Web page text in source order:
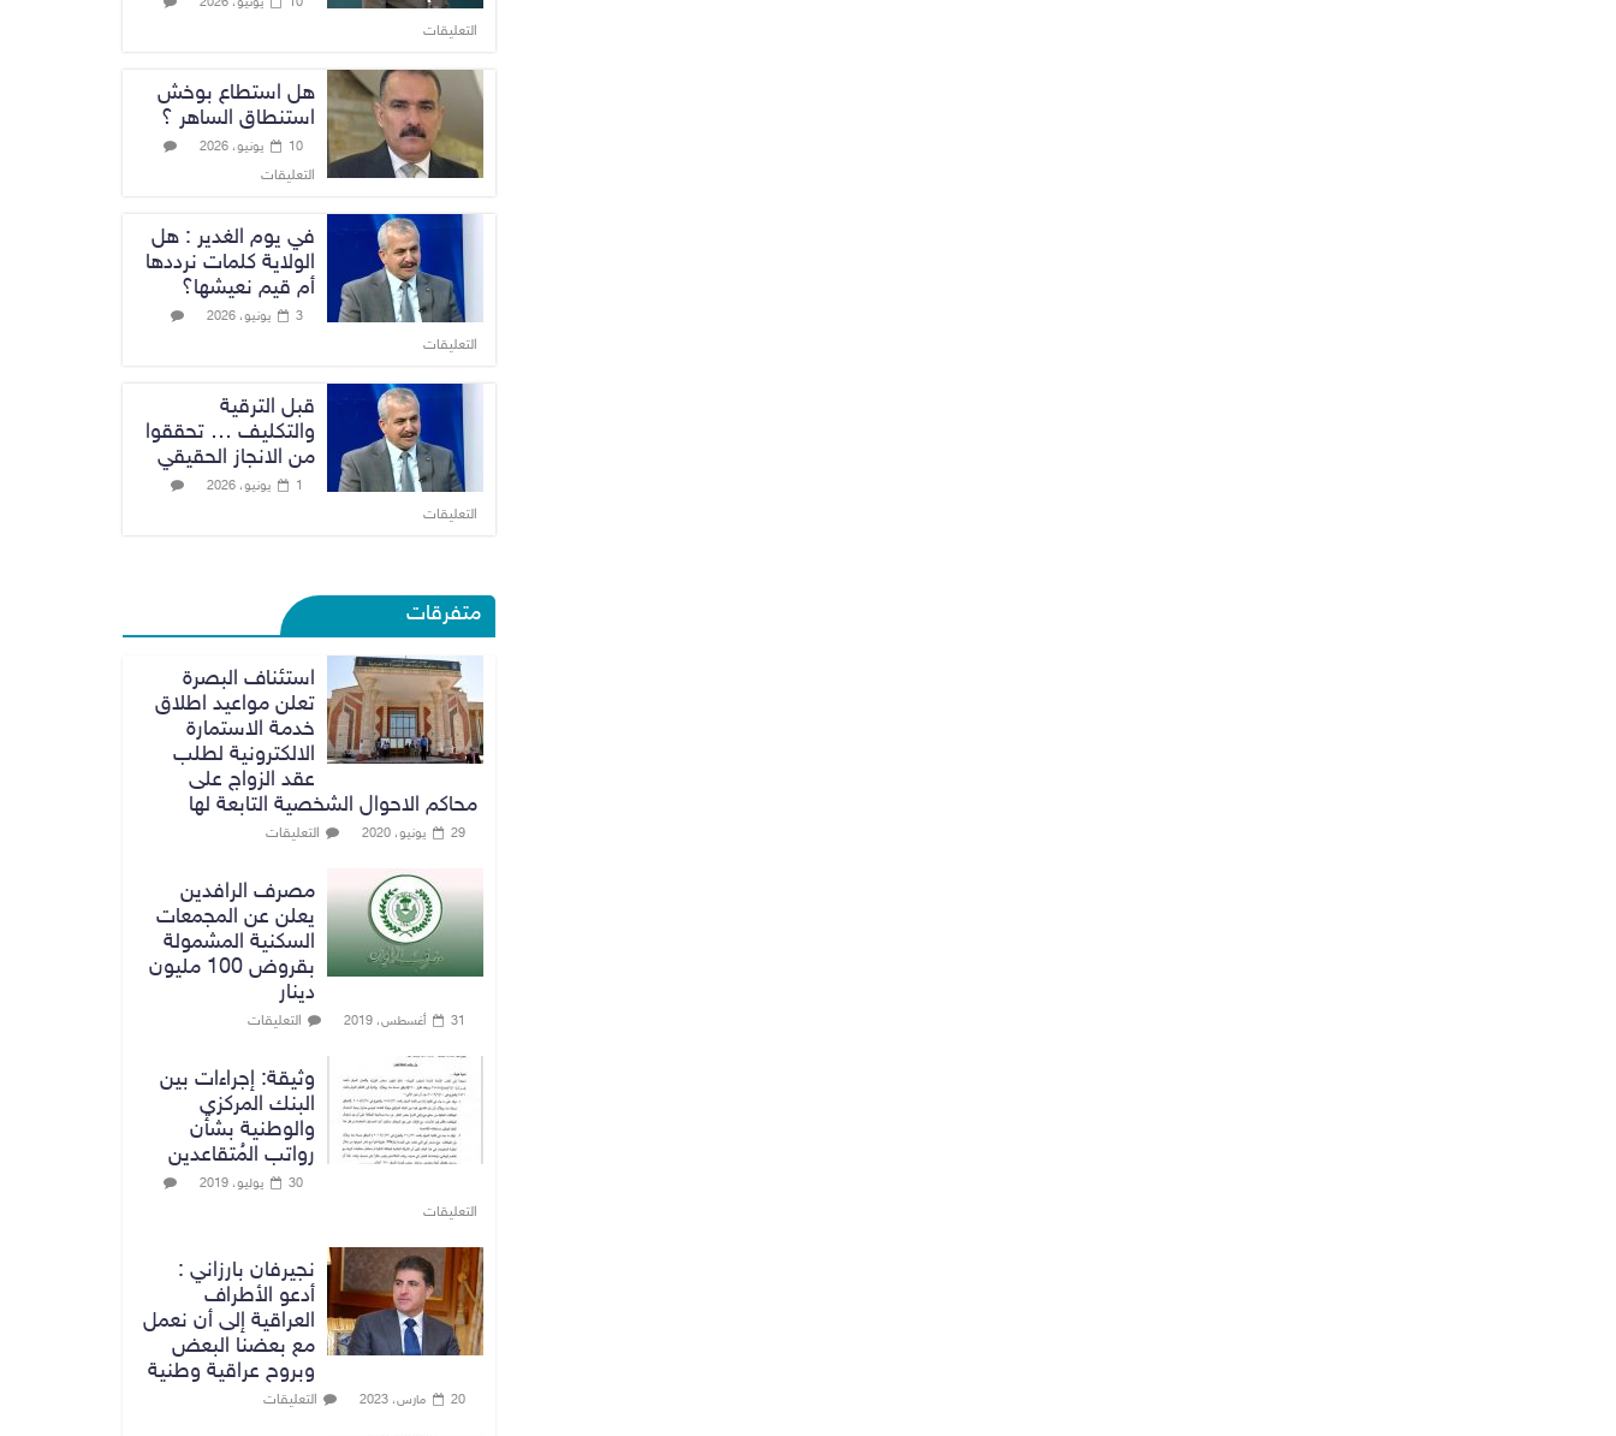
التعليقات
هل استطاع بوخش
استنطاق الساهر ؟
10 يونيو، 2026
التعليقات
في يوم الغدير : هل
الولاية كلمات نرددها
أم قيم نعيشها؟
3 يونيو، 2026
التعليقات
قبل الترقية
والتكليف … تحققوا
من الانجاز الحقيقي
1 يونيو، 2026
التعليقات
متفرقات
استئناف البصرة
تعلن مواعيد اطلاق
خدمة الاستمارة
الالكترونية لطلب
عقد الزواج على
محاكم الاحوال الشخصية التابعة لها
29 يونيو، 2020 التعليقات
مصرف الرافدين
يعلن عن المجمعات
السكنية المشمولة
بقروض 100 مليون
دينار
31 أغسطس، 2019 التعليقات
وثيقة: إجراءات بين
البنك المركزي
والوطنية بشأن
رواتب المُتقاعدين
30 يوليو، 2019
التعليقات
نجيرفان بارزاني :
أدعو الأطراف
العراقية إلى أن نعمل
مع بعضنا البعض
وبروح عراقية وطنية
20 مارس، 2023 التعليقات